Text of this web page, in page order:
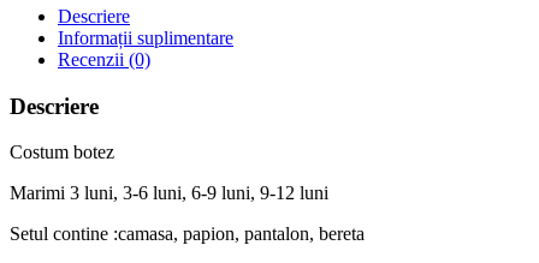
Descriere
Informații suplimentare
Recenzii (0)
Descriere
Costum botez
Marimi 3 luni, 3-6 luni, 6-9 luni, 9-12 luni
Setul contine :camasa, papion, pantalon, bereta